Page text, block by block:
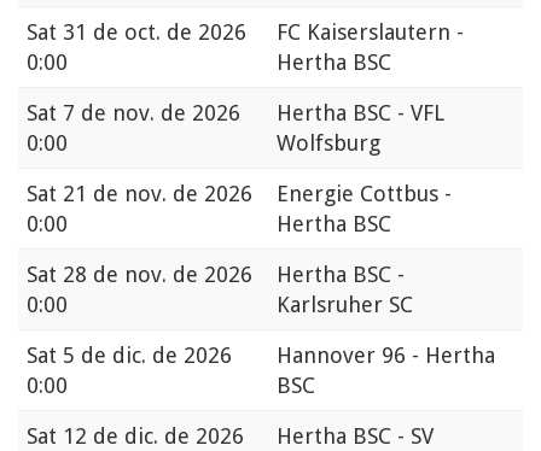
Sat 31 de oct. de 2026
0:00
FC Kaiserslautern -
Hertha BSC
Sat 7 de nov. de 2026
0:00
Hertha BSC - VFL
Wolfsburg
Sat 21 de nov. de 2026
0:00
Energie Cottbus -
Hertha BSC
Sat 28 de nov. de 2026
0:00
Hertha BSC -
Karlsruher SC
Sat 5 de dic. de 2026
0:00
Hannover 96 - Hertha
BSC
Sat 12 de dic. de 2026
Hertha BSC - SV